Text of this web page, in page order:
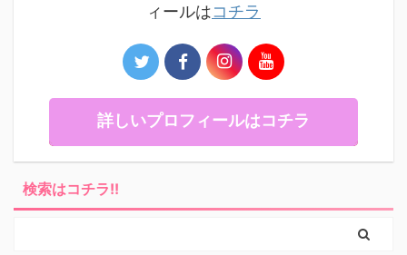
ィールはコチラ
詳しいプロフィールはコチラ
検索はコチラ!!